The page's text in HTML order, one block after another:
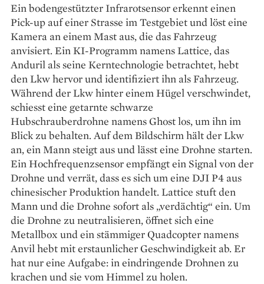
Ein bodengestützter Infrarotsensor erkennt einen
Pick-up auf einer Strasse im Testgebiet und löst eine
Kamera an einem Mast aus, die das Fahrzeug
anvisiert. Ein KI-Programm namens Lattice, das
Anduril als seine Kerntechnologie betrachtet, hebt
den Lkw hervor und identifiziert ihn als Fahrzeug.
Während der Lkw hinter einem Hügel verschwindet,
schiesst eine getarnte schwarze
Hubschrauberdrohne namens Ghost los, um ihn im
Blick zu behalten. Auf dem Bildschirm hält der Lkw
an, ein Mann steigt aus und lässt eine Drohne starten.
Ein Hochfrequenzsensor empfängt ein Signal von der
Drohne und verrät, dass es sich um eine DJI P4 aus
chinesischer Produktion handelt. Lattice stuft den
Mann und die Drohne sofort als „verdächtig“ ein. Um
die Drohne zu neutralisieren, öffnet sich eine
Metallbox und ein stämmiger Quadcopter namens
Anvil hebt mit erstaunlicher Geschwindigkeit ab. Er
hat nur eine Aufgabe: in eindringende Drohnen zu
krachen und sie vom Himmel zu holen.